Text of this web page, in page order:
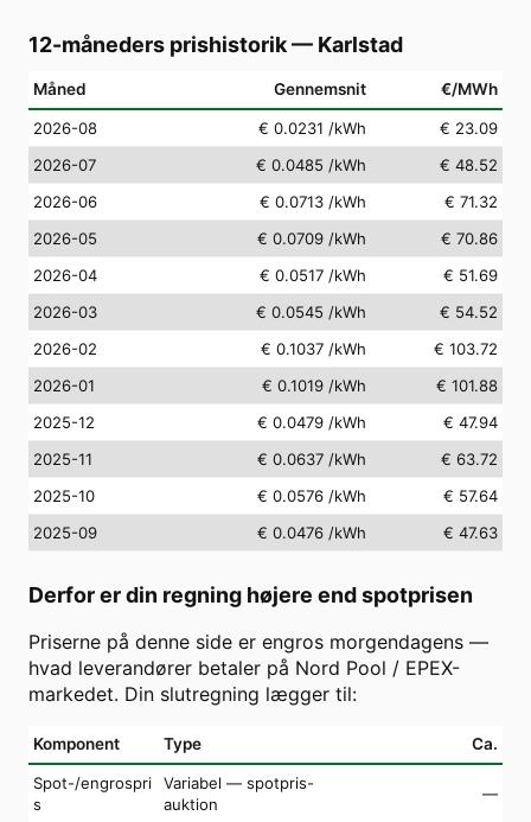
12-måneders prishistorik— Karlstad
Måned Gennemsnit €/MWh
2026-08 € 0.0231 /kWh
€ 23.09
2026-07
€ 0.0485 /kWh
€ 48.52
2026-06
€ 0.0713 /kWh
€ 71.32
2026-05
€ 0.0709 /kWh
€ 70.86
2026-04
€ 0.0517 /kWh
€ 51.69
2026-03
€ 0.0545 /kWh
€ 54.52
2026-02
€ 0.1037 /kWh
€ 103.72
2026-01
€ 0.1019 /kWh
€ 101.88
2025-12
€ 0.0479 /kWh
€ 47.94
2025-11
€ 0.0637 /kWh
€ 63.72
2025-10
€ 0.0576 /kWh
€ 57.64
2025-09
€ 0.0476 /kWh € 47.63
Derfor er din regning højere end spotprisen
Priserne på denne side er engros morgendagens —
hvad leverandører betaler på Nord Pool / EPEX-
markedet. Din slutregning lægger til:
Komponent Type Ca.
Spot-/engrospri
s
Variabel — spotpris-
auktion
—